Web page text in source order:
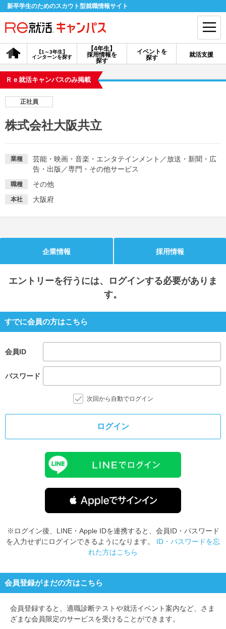
新卒学生のためのスカウト型就職情報サイト
【4年生】
採用情報を
探す
【1～3年生】
インターンを探す
イベントを
探す
就活支援
会員登録 ログイン
探す
イベントを探す
適職診断 就活チャンネル
就活ニュースペーパー
Ｒｅ就活キャンパスのみ掲載
正社員
株式会社大阪共立
業種 芸能・映画・音楽・エンタテインメント ／放送・新聞・広
告・出版 ／専門・その他サービス
職種 その他
本社 大阪府
企業情報 採用情報
エントリーを行うには、ログインする必要がありま
す。
すでに会員の方はこちら
会員ID
パスワード
次回から自動でログイン
ログイン
※ログイン後、LINE・Apple IDを連携すると、会員ID・パスワード
を入力せずにログインできるようになります。 ID・パスワードを忘
れた方はこちら
会員登録がまだの方はこちら
会員登録すると、 適職診断テストや就活イベント案内など、さま
ざまな会員限定のサービスを受けることができます。